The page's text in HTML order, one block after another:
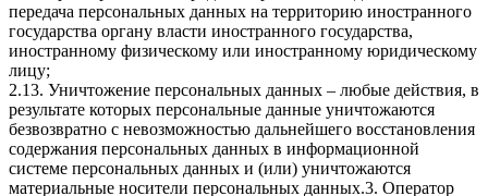
передача персональных данных на территорию иностранного
государства органу власти иностранного государства,
иностранному физическому или иностранному юридическому
лицу;
2.13. Уничтожение персональных данных – любые действия, в
результате которых персональные данные уничтожаются
безвозвратно с невозможностью дальнейшего восстановления
содержания персональных данных в информационной
системе персональных данных и (или) уничтожаются
материальные носители персональных данных.3. Оператор